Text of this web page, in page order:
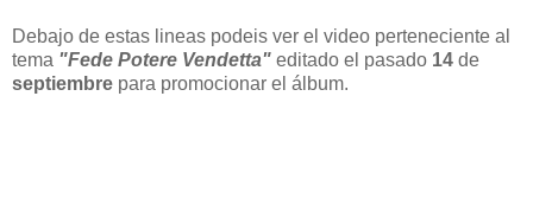
Debajo de estas lineas podeis ver el video perteneciente al
tema "Fede Potere Vendetta" editado el pasado 14 de
septiembre para promocionar el álbum.